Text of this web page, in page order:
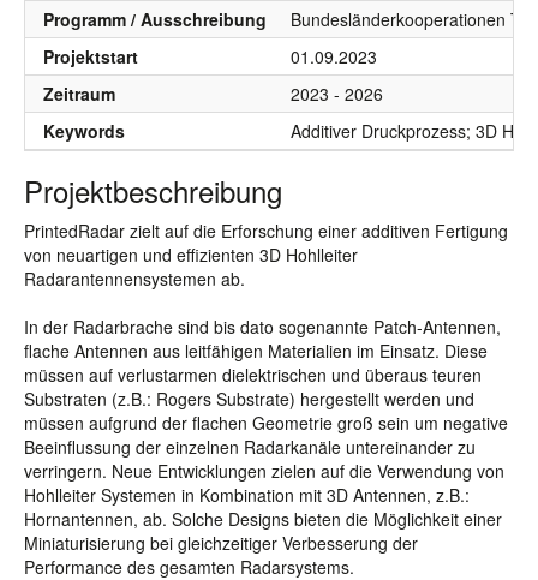
Programm / Ausschreibung
Bundesländerkooperationen
Projektstart
01.09.2023
Zeitraum
2023 - 2026
Keywords
Additiver Druckprozess; 3D
Projektbeschreibung
PrintedRadar zielt auf die Erforschung einer additiven Fertigung
von neuartigen und effizienten 3D Hohlleiter
Radarantennensystemen ab.
In der Radarbrache sind bis dato sogenannte Patch-Antennen,
flache Antennen aus leitfähigen Materialien im Einsatz. Diese
müssen auf verlustarmen dielektrischen und überaus teuren
Substraten (z.B.: Rogers Substrate) hergestellt werden und
müssen aufgrund der flachen Geometrie groß sein um negative
Beeinflussung der einzelnen Radarkanäle untereinander zu
verringern. Neue Entwicklungen zielen auf die Verwendung von
Hohlleiter Systemen in Kombination mit 3D Antennen, z.B.:
Hornantennen, ab. Solche Designs bieten die Möglichkeit einer
Miniaturisierung bei gleichzeitiger Verbesserung der
Performance des gesamten Radarsystems.